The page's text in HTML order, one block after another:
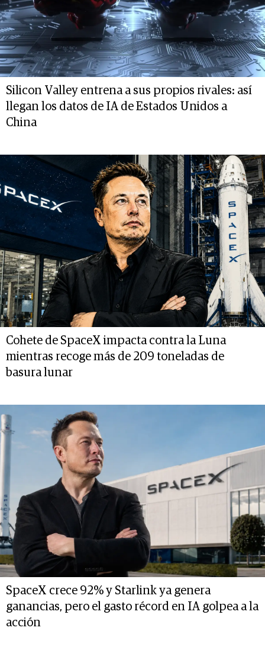
Silicon Valley entrena a sus propios rivales: así
llegan los datos de IA de Estados Unidos a
China
Cohete de SpaceX impacta contra la Luna
mientras recoge más de 209 toneladas de
basura lunar
SpaceX crece 92% y Starlink ya genera
ganancias, pero el gasto récord en IA golpea a la
acción